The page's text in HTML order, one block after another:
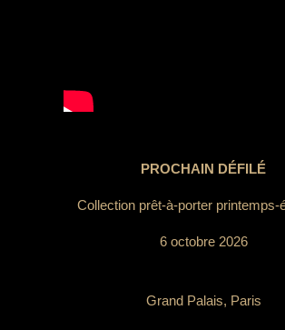
PROCHAIN DÉFILÉ
Collection prêt-à-porter printemps-
6 octobre 2026
Grand Palais, Paris